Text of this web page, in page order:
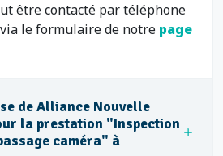
être contacté par téléphone
le formulaire de notre page
de Alliance Nouvelle
la prestation "Inspection
caméra" à